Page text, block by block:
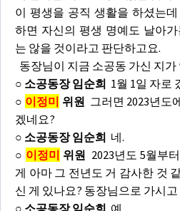
이 평생을 공직 생활을 하셨는
하면 자신의 평생 명예도 날아
는 않을 것이라고 판단하고요.
동장님이 지금 소공동 가신 지가
○ 소공동장 임순희 1월 1일 자로
○ 이정미 위원 그러면 2023년도
겠네요?
○ 소공동장 임순희 네.
○ 이정미 위원 2023년도 5월부
게 아마 그 전년도 거 감사한 것
신 게 있나요? 동장님으로 가시
○ 소공동장 임순희 예.